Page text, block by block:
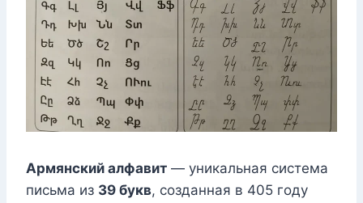
Армянский алфавит — уникальная система
письма из 39 букв, созданная в 405 году